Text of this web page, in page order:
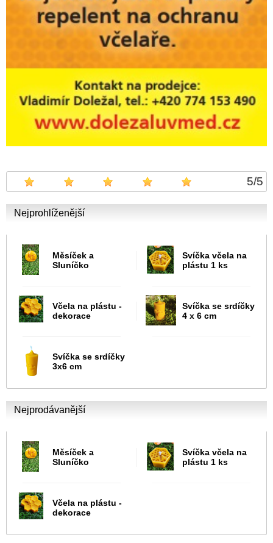
5/5
Nejprohlíženější
Měsíček a
Sluníčko
Svíčka včela na
plástu 1 ks
Včela na plástu -
dekorace
Svíčka se srdíčky
4 x 6 cm
Svíčka se srdíčky
3x6 cm
Nejprodávanější
Měsíček a
Sluníčko
Svíčka včela na
plástu 1 ks
Včela na plástu -
dekorace